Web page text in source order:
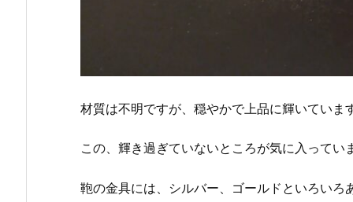
材質は不明ですが、穏やかで上品に輝いてい
この、輝き過ぎていないところが気に入ってい
鞄の金具には、シルバー、ゴールドといろい